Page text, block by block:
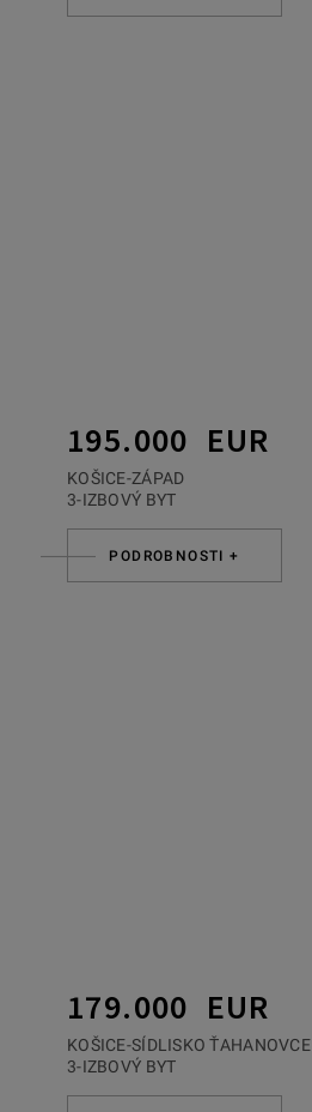
195.000 EUR
KOŠICE-ZÁPAD
3-IZBOVÝ BYT
PODROBNOSTI +
179.000 EUR
KOŠICE-SÍDLISKO ŤAHANOVCE
3-IZBOVÝ BYT